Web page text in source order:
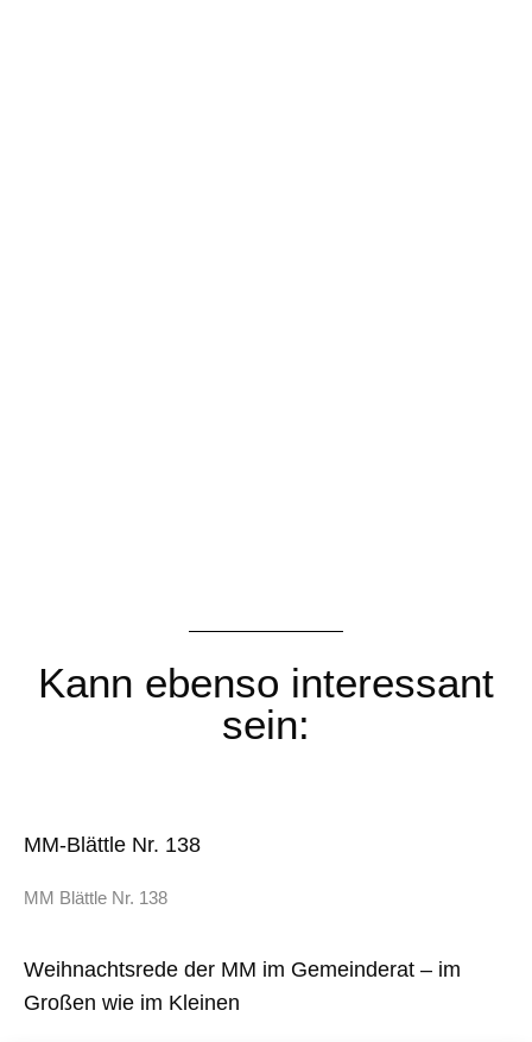
Kann ebenso interessant
sein:
MM-Blättle Nr. 138
MM Blättle Nr. 138
Weihnachtsrede der MM im Gemeinderat – im
Großen wie im Kleinen